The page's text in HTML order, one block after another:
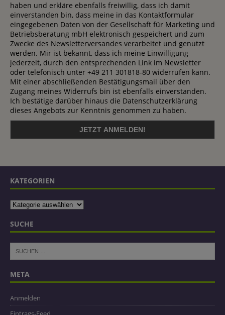
haben und erkläre ebenfalls freiwillig, dass ich damit
einverstanden bin, dass meine in das Kontaktformular
eingegebenen Daten von der Gesellschaft für Marketing und
Betriebsberatung mbH elektronisch gespeichert und zum
Zwecke des Newsletterversandes verarbeitet und genutzt
werden. Mir ist bekannt, dass ich meine Einwilligung
jederzeit, durch den entsprechenden Link im Newsletter
oder telefonisch unter +49 211 301818-80 widerrufen kann.
Mit einer abschließenden Bestätigungsmail über den
Zugang meines Widerrufs bin ist ebenfalls einverstanden.
Ich bestätige darüber hinaus die Datenschutzerklärung
dieses Angebots zur Kenntnis genommen zu haben.
KATEGORIEN
SUCHE
META
Anmelden